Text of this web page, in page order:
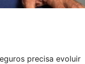
precisa evoluir